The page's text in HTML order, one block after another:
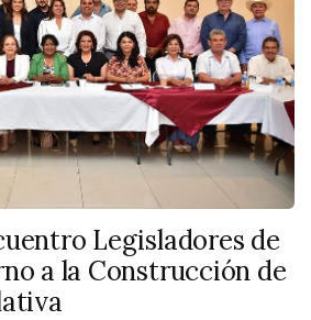
Legisladores de
a la Construcción de